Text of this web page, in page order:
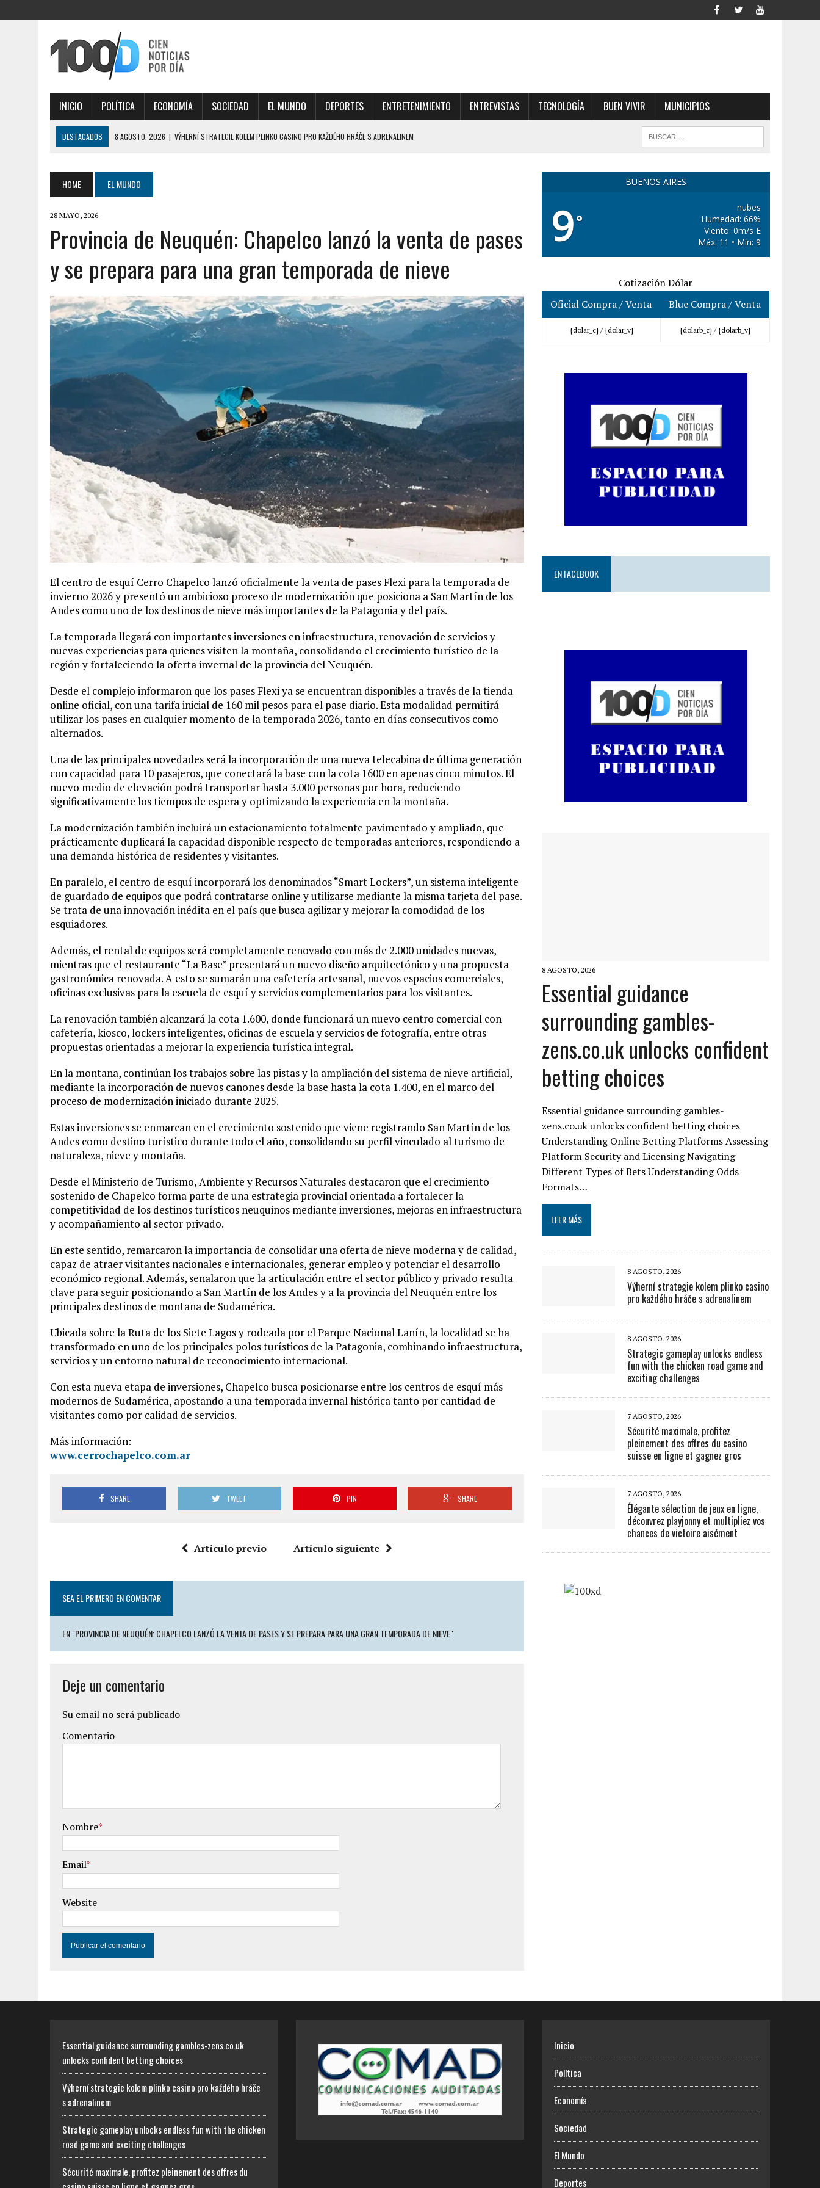
INICIO POLÍTICA ECONOMÍA SOCIEDAD EL MUNDO DEPORTES ENTRETENIMIENTO ENTREVISTAS TECNOLOGÍA BUEN VIVIR MUNICIPIOS
DESTACADOS 8 AGOSTO, 2026 | VÝHERNÍ STRATEGIE KOLEM PLINKO CASINO PRO KAŽDÉHO HRÁČE S ADRENALINEM
7 AGOSTO, 2026 | ÉLÉGANTE SÉLECTION DE JEUX EN LIGNE, DÉCOUVREZ PLAYJONNY ET MULTIPLIEZ VOS CHANCES DE VICTOIRE AISÉMENT
8 AGOSTO, 2026
HOME EL MUNDO
28 MAYO, 2026
Provincia de Neuquén: Chapelco lanzó la venta de pases
y se prepara para una gran temporada de nieve
El centro de esquí Cerro Chapelco lanzó oficialmente la venta de pases Flexi para la temporada de
invierno 2026 y presentó un ambicioso proceso de modernización que posiciona a San Martín de los
Andes como uno de los destinos de nieve más importantes de la Patagonia y del país.
La temporada llegará con importantes inversiones en infraestructura, renovación de servicios y
nuevas experiencias para quienes visiten la montaña, consolidando el crecimiento turístico de la
región y fortaleciendo la oferta invernal de la provincia del Neuquén.
Desde el complejo informaron que los pases Flexi ya se encuentran disponibles a través de la tienda
online oficial, con una tarifa inicial de 160 mil pesos para el pase diario. Esta modalidad permitirá
utilizar los pases en cualquier momento de la temporada 2026, tanto en días consecutivos como
alternados.
Una de las principales novedades será la incorporación de una nueva telecabina de última generación
con capacidad para 10 pasajeros, que conectará la base con la cota 1600 en apenas cinco minutos. El
nuevo medio de elevación podrá transportar hasta 3.000 personas por hora, reduciendo
significativamente los tiempos de espera y optimizando la experiencia en la montaña.
La modernización también incluirá un estacionamiento totalmente pavimentado y ampliado, que
prácticamente duplicará la capacidad disponible respecto de temporadas anteriores, respondiendo a
una demanda histórica de residentes y visitantes.
En paralelo, el centro de esquí incorporará los denominados “Smart Lockers”, un sistema inteligente
de guardado de equipos que podrá contratarse online y utilizarse mediante la misma tarjeta del pase.
Se trata de una innovación inédita en el país que busca agilizar y mejorar la comodidad de los
esquiadores.
Además, el rental de equipos será completamente renovado con más de 2.000 unidades nuevas,
mientras que el restaurante “La Base” presentará un nuevo diseño arquitectónico y una propuesta
gastronómica renovada. A esto se sumarán una cafetería artesanal, nuevos espacios comerciales,
oficinas exclusivas para la escuela de esquí y servicios complementarios para los visitantes.
La renovación también alcanzará la cota 1.600, donde funcionará un nuevo centro comercial con
cafetería, kiosco, lockers inteligentes, oficinas de escuela y servicios de fotografía, entre otras
propuestas orientadas a mejorar la experiencia turística integral.
En la montaña, continúan los trabajos sobre las pistas y la ampliación del sistema de nieve artificial,
mediante la incorporación de nuevos cañones desde la base hasta la cota 1.400, en el marco del
proceso de modernización iniciado durante 2025.
Estas inversiones se enmarcan en el crecimiento sostenido que viene registrando San Martín de los
Andes como destino turístico durante todo el año, consolidando su perfil vinculado al turismo de
naturaleza, nieve y montaña.
Desde el Ministerio de Turismo, Ambiente y Recursos Naturales destacaron que el crecimiento
sostenido de Chapelco forma parte de una estrategia provincial orientada a fortalecer la
competitividad de los destinos turísticos neuquinos mediante inversiones, mejoras en infraestructura
y acompañamiento al sector privado.
En este sentido, remarcaron la importancia de consolidar una oferta de nieve moderna y de calidad,
capaz de atraer visitantes nacionales e internacionales, generar empleo y potenciar el desarrollo
económico regional. Además, señalaron que la articulación entre el sector público y privado resulta
clave para seguir posicionando a San Martín de los Andes y a la provincia del Neuquén entre los
principales destinos de montaña de Sudamérica.
Ubicada sobre la Ruta de los Siete Lagos y rodeada por el Parque Nacional Lanín, la localidad se ha
transformado en uno de los principales polos turísticos de la Patagonia, combinando infraestructura,
servicios y un entorno natural de reconocimiento internacional.
Con esta nueva etapa de inversiones, Chapelco busca posicionarse entre los centros de esquí más
modernos de Sudamérica, apostando a una temporada invernal histórica tanto por cantidad de
visitantes como por calidad de servicios.
Más información:
www.cerrochapelco.com.ar
SHARE TWEET PIN SHARE
Artículo previo Artículo siguiente
SEA EL PRIMERO EN COMENTAR
EN "PROVINCIA DE NEUQUÉN: CHAPELCO LANZÓ LA VENTA DE PASES Y SE PREPARA PARA UNA GRAN TEMPORADA DE NIEVE"
Deje un comentario
Su email no será publicado
Comentario
Nombre*
Email*
Website
BUENOS AIRES
9°
nubes
Humedad: 66%
Viento: 0m/s E
Máx: 11 • Mín: 9
Cotización Dólar
Oficial Compra / Venta
Blue Compra / Venta
{dolar_c} / {dolar_v} {dolarb_c} / {dolarb_v}
EN FACEBOOK
8 AGOSTO, 2026
Essential guidance
surrounding gambles-
zens.co.uk unlocks confident
betting choices
Essential guidance surrounding gambles-
zens.co.uk unlocks confident betting choices
Understanding Online Betting Platforms Assessing
Platform Security and Licensing Navigating
Different Types of Bets Understanding Odds
Formats…
LEER MÁS
8 AGOSTO, 2026
Výherní strategie kolem plinko casino
pro každého hráče s adrenalinem
8 AGOSTO, 2026
Strategic gameplay unlocks endless
fun with the chicken road game and
exciting challenges
7 AGOSTO, 2026
Sécurité maximale, profitez
pleinement des offres du casino
suisse en ligne et gagnez gros
7 AGOSTO, 2026
Élégante sélection de jeux en ligne,
découvrez playjonny et multipliez vos
chances de victoire aisément
Essential guidance surrounding gambles-zens.co.uk
unlocks confident betting choices
Výherní strategie kolem plinko casino pro každého hráče
s adrenalinem
Strategic gameplay unlocks endless fun with the chicken
road game and exciting challenges
Sécurité maximale, profitez pleinement des offres du
Inicio
Política
Economía
Sociedad
El Mundo
Deportes